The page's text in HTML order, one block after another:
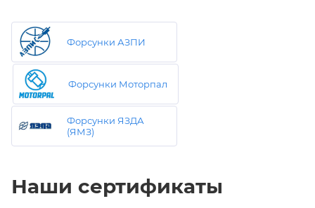
Форсунки АЗПИ
Форсунки Моторпал
Форсунки ЯЗДА
(ЯМЗ)
Наши сертификаты